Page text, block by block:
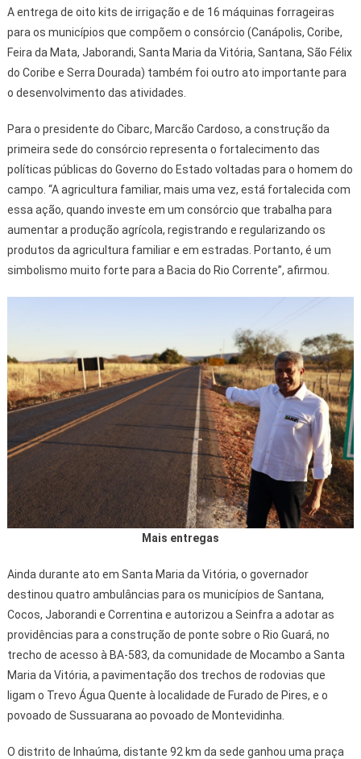
A entrega de oito kits de irrigação e de 16 máquinas forrageiras
para os municípios que compõem o consórcio (Canápolis, Coribe,
Feira da Mata, Jaborandi, Santa Maria da Vitória, Santana, São Félix
do Coribe e Serra Dourada) também foi outro ato importante para
o desenvolvimento das atividades.
Para o presidente do Cibarc, Marcão Cardoso, a construção da
primeira sede do consórcio representa o fortalecimento das
políticas públicas do Governo do Estado voltadas para o homem do
campo. “A agricultura familiar, mais uma vez, está fortalecida com
essa ação, quando investe em um consórcio que trabalha para
aumentar a produção agrícola, registrando e regularizando os
produtos da agricultura familiar e em estradas. Portanto, é um
simbolismo muito forte para a Bacia do Rio Corrente”, afirmou.
Mais entregas
Ainda durante ato em Santa Maria da Vitória, o governador
destinou quatro ambulâncias para os municípios de Santana,
Cocos, Jaborandi e Correntina e autorizou a Seinfra a adotar as
providências para a construção de ponte sobre o Rio Guará, no
trecho de acesso à BA-583, da comunidade de Mocambo a Santa
Maria da Vitória, a pavimentação dos trechos de rodovias que
ligam o Trevo Água Quente à localidade de Furado de Pires, e o
povoado de Sussuarana ao povoado de Montevidinha.
O distrito de Inhaúma, distante 92 km da sede ganhou uma praça